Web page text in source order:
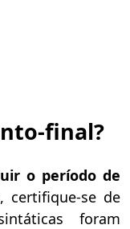
final?
o período de
certifique-se de
foram